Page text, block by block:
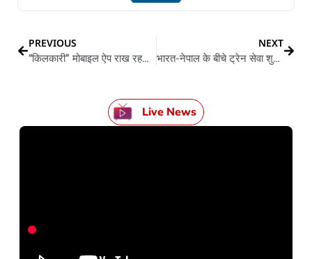
PREVIOUS
“किलकारी” मोबाइल ऐप राख रहल बा गर्भवती महिला आ बच्चन के सेहत के ख्याल
NEXT
भारत-नेपाल के बीचे ट्रेन सेवा शुरू, PM मोदी अउर PM देउबा रिमोट दबाके जयनगर से ट्रेन कइने रवाना
Live News